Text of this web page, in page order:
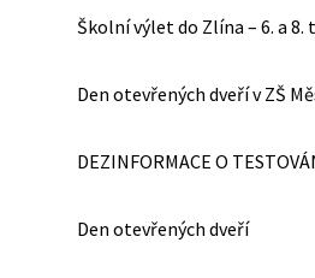
Školní výlet do Zlína – 6. a 8.
Den otevřených dveří v ZŠ
DEZINFORMACE O
Den otevřených dveří